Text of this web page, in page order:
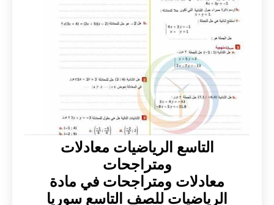
التاسع الرياضيات معادلات
ومتراجحات
معادلات ومتراجحات في مادة
الرياضيات للصف التاسع سوريا